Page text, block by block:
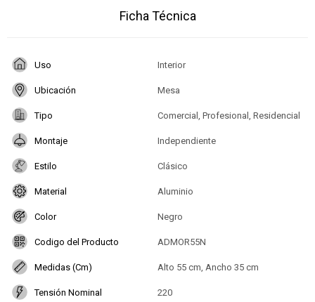
Ficha Técnica
Uso Interior
Ubicación Mesa
Tipo Comercial, Profesional, Residencial
Montaje Independiente
Estilo Clásico
Material Aluminio
Color Negro
Codigo del Producto ADMOR55N
Medidas (Cm) Alto 55 cm, Ancho 35 cm
Tensión Nominal 220